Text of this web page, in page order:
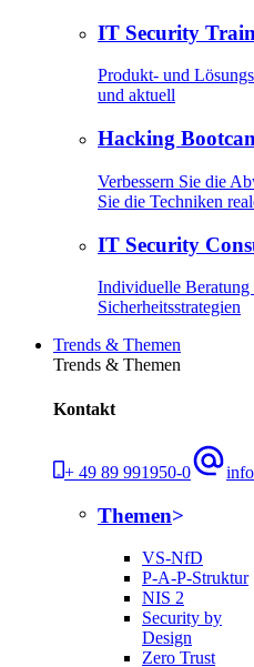
IT Security
Produkt- und
und aktuell
Hacking
Verbessern Sie die
Sie die Techniken
IT Security
Individuelle
Sicherheitsstrategien
Trends & Themen
Trends & Themen
Kontakt
+ 49 89 991950-0
Themen
VS-NfD
P-A-P-Struktur
NIS 2
Security by
Design
Zero Trust